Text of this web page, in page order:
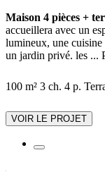
Maison 4 pièces +
accueillera avec un
lumineux, une
un jardin privé. les ...
100 m² 3 ch. 4 p.
VOIR LE PROJET